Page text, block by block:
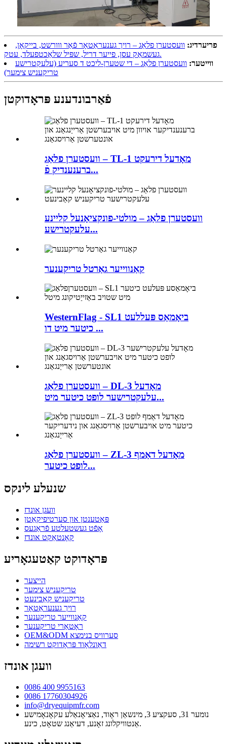
פריערדיג: וועסטערן פלאַג – רויך גענעראַטאָר פֿאַר ווורשט, בייקאָן,
געשמאַק עסן, פייער דריל, שפּיל שלאַכטפעלד, עטק.
ווייטער: וועסטערן פלאַג – די שטערן-ליכט ד סעריע (עלעקטרישע
טריקעניש צימער)
פֿאַרבונדענע פּראָדוקטן
וועסטערן פלאַג – TL-1 מאָדעל דירעקט
ברענענדיק פֿ...
וועסטערן פלאַג – מולטי-פונקציאָנעל קליינע
עלעקטרישע...
קאַנווייער גאַרטל טריקענער
WesternFlag - SL1 ביאָמאַס פּעללעט
כיטער מיט דו ...
וועסטערן פלאַג – DL-3 מאָדעל
עלעקטרישער לופט כיטער מיט...
וועסטערן פלאַג – ZL-3 מאָדעל דאַמף
לופט כיטער...
שנעלע לינקס
וועגן אונדז
פּאַטענטן און סערטיפיקאַטן
אָפֿט געשטעלטע פֿראַגעס
קאָנטאַקט אונדז
פּראָדוקט קאַטעגאָריע
הייצער
טריקעניש צימער
טריקעניש קאַבינעט
רויך גענעראַטאָר
קאַנווייער טריקענער
ראָטאַרי טריקענער
OEM&ODM סערוויס בנימצא
דאַונלאָוד פּראָדוקט רשימה
וועגן אונדז
0086 400 9955163
0086 17760304926
info@dryequipmfr.com
נומער 31, סעקציע 3, מינשאַן ראָוד, נאַציאָנאַלע עקאָנאָמישע
אַנטוויקלונג זאָנע, דעיאַנג שטאָט, כינע.